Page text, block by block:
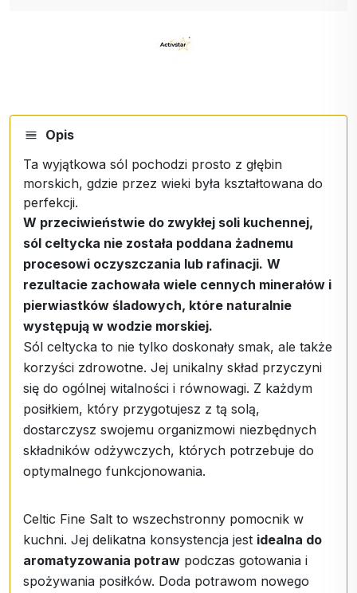
Opis
Ta wyjątkowa sól pochodzi prosto z głębin
morskich, gdzie przez wieki była kształtowana do
perfekcji.
W przeciwieństwie do zwykłej soli kuchennej,
sól celtycka nie została poddana żadnemu
procesowi oczyszczania lub rafinacji. W
rezultacie zachowała wiele cennych minerałów i
pierwiastków śladowych, które naturalnie
występują w wodzie morskiej.
Sól celtycka to nie tylko doskonały smak, ale także
korzyści zdrowotne. Jej unikalny skład przyczyni
się do ogólnej witalności i równowagi. Z każdym
posiłkiem, który przygotujesz z tą solą,
dostarczysz swojemu organizmowi niezbędnych
składników odżywczych, których potrzebuje do
optymalnego funkcjonowania.
Celtic Fine Salt to wszechstronny pomocnik w
kuchni. Jej delikatna konsystencja jest idealna do
aromatyzowania potraw podczas gotowania i
spożywania posiłków. Doda potrawom nowego